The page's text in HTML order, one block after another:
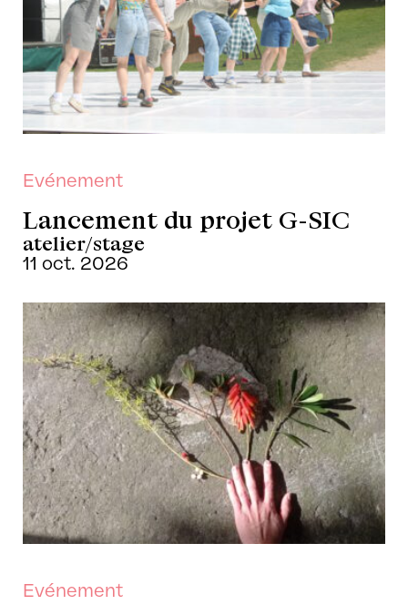
Evénement
Lancement du projet G-SIC
atelier/stage
11 oct. 2026
Evénement